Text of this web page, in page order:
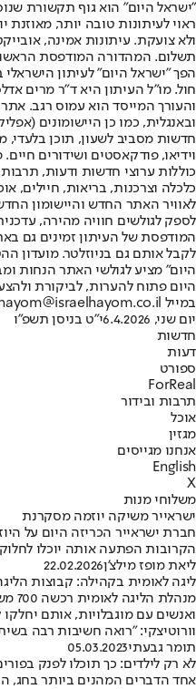
"ישראל היום" הוא גוף תקשורת
ראוי לעיתונות טובה יותר,
ולא צועקת. עיתונות אמינה,
הפך "ישראל היום" לעיתון
חול. מו"ל העיתון היא ד"ר מרים
והעורך המייסד הוא עמוס רגב.
חדשות מסביב לשעון, תוכן בלעדי,
וידיאו, פודקאסטים ושידורים
כוללות ערוצי חדשות ודעות, תרבות
לאוויר האתר החדש והיישומון
לספק לגולשים חוויה מהירה,
המודפסת של העיתון זמינים גם
לקבל אותם גם בניוזלטר. מועדון
היום" מציע לגולשי האתר הנחות
היום פתוח להערות, לביקורת
במייל hayom@israelhayom.co.il.
יום שני, 6.4.2026
י"ט בניסן תשפ"ו
חדשות
דעות
ספורט
ForReal
תרבות ובידור
אוכל
מגזין
אנחנו מגייסים
English
X
משלוחי מנות
ישראייר משיקה יוזמה מסקרנת
חברת ישראייר הכריזה היום על
הקרובות הפתעה אותה יוכלו לחלוק
ליאת מופז מילצ'ן22.02.2026
ליגה לאומית בקהילה: קבוצות הליגה יחלקו 700
ואנשים עם מוגבלויות, אותם
וורוטיצקי: "רואה חשיבות רבה
תומר גבעתי05.03.2023
לא רק לילדים: כך תוכלו לפנק
אחד הדברים המהנים ביותר בחג,